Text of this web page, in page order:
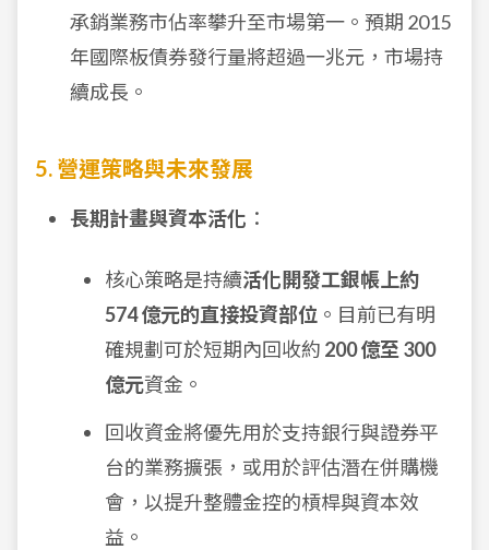
承銷業務市佔率攀升至市場第一。預期 2015
年國際板債券發行量將超過一兆元，市場持
續成長。
5. 營運策略與未來發展
長期計畫與資本活化 ：
核心策略是持續活化開發工銀帳上約
574 億元的直接投資部位 。目前已有明
確規劃可於短期內回收約 200 億至 300
億元資金。
回收資金將優先用於支持銀行與證券平
台的業務擴張，或用於評估潛在併購機
會，以提升整體金控的槓桿與資本效
益。